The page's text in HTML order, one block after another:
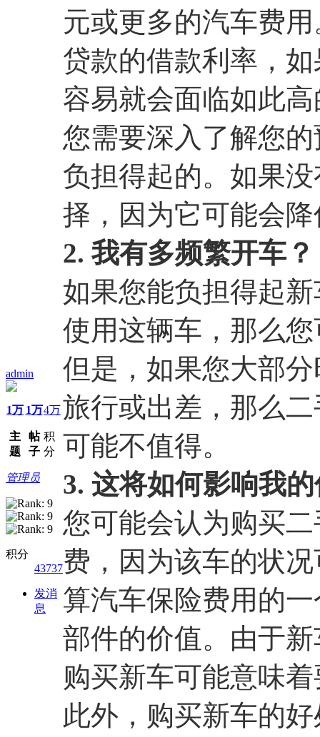
admin
1万
主
题
1万
帖
子
4万
积
分
管理员
积分
43737
发消
息
元或更多的汽车费
贷款的借款利率，
容易就会面临如此
您需要深入了解您
负担得起的。如果
择，因为它可能会
2. 我有多频繁开车？
如果您能负担得起
使用这辆车，那么
但是，如果您大部
旅行或出差，那么
可能不值得。
3. 这将如何影响我
您可能会认为购买
费，因为该车的状
算汽车保险费用的
部件的价值。由于
购买新车可能意味
此外，购买新车的